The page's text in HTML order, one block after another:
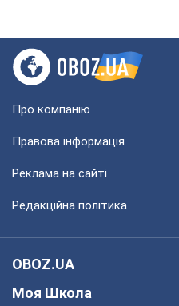
Про компанію
Правова інформація
Реклама на сайті
Редакційна політика
OBOZ.UA
Моя Школа